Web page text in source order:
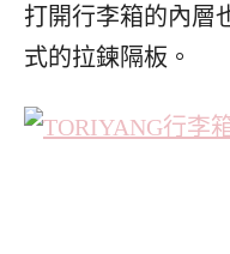
打開行李箱的內層
式的拉鍊隔板。